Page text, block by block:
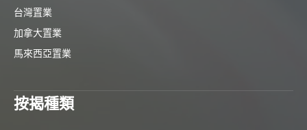
台灣置業
加拿大置業
馬來西亞置業
按揭種類